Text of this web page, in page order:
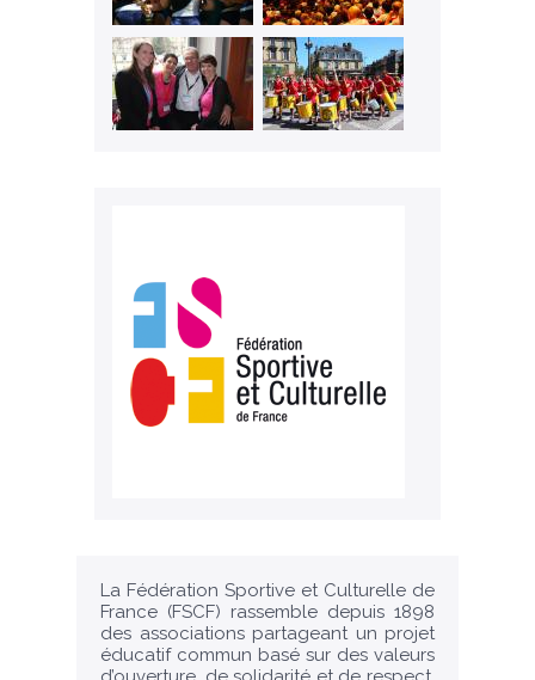
La Fédération Sportive et Culturelle de
France (FSCF) rassemble depuis 1898
des associations partageant un projet
éducatif commun basé sur des valeurs